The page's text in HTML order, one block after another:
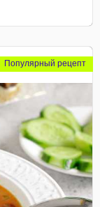
Популярный рецепт